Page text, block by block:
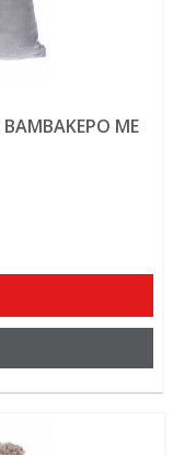
ΒΑΜΒΑΚΕΡΟ ΜΕ